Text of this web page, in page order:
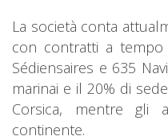
La società conta
con contratti a
Sédiensaires e 635
marinai e il 20% di
Corsica, mentre gli
continente.